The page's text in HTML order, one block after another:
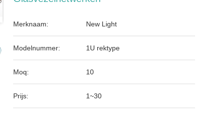
Merknaam: New Light
Modelnummer: 1U rektype
Moq: 10
Prijs: 1~30